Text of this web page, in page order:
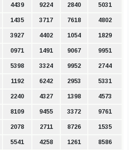
4439 9224 2840 5031
1435 3717 7618 4802
3927 4402 1054 1829
0971 1491 9067 9951
5398 3324 9952 2744
1192 6242 2953 5331
2240 4327 1398 4573
8109 9455 3372 9761
2078 2711 8726 1535
5541 4258 1261 8586